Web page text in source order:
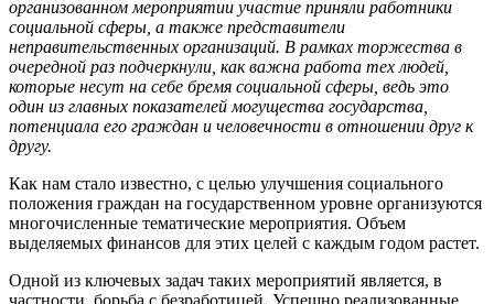
организованном мероприятии участие приняли работники
социальной сферы, а также представители
неправительственных организаций. В рамках торжества в
очередной раз подчеркнули, как важна работа тех людей,
которые несут на себе бремя социальной сферы, ведь это
один из главных показателей могущества государства,
потенциала его граждан и человечности в отношении друг к
другу.
Как нам стало известно, с целью улучшения социального
положения граждан на государственном уровне организуются
многочисленные тематические мероприятия. Объем
выделяемых финансов для этих целей с каждым годом растет.
Одной из ключевых задач таких мероприятий является, в